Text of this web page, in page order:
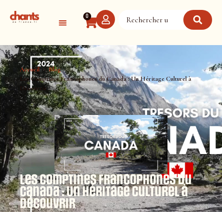
0
Accueil
Blog
Les Comptines Francophones du Canada : Un Héritage Culturel à
Découvrir
Les Comptines Francophones du
Canada : Un Héritage Culturel à
Découvrir